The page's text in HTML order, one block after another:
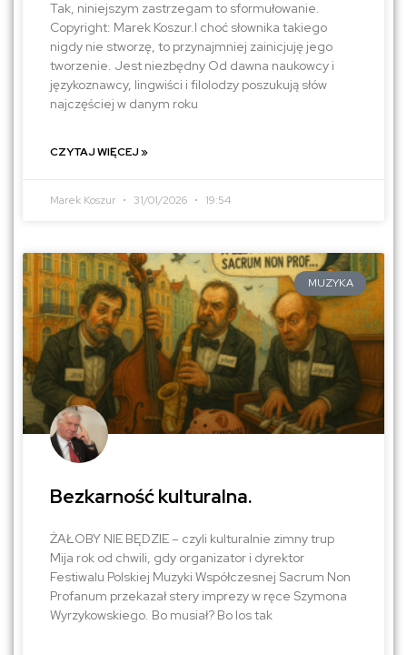
Tak, niniejszym zastrzegam to sformułowanie.
Copyright: Marek Koszur.I choć słownika takiego
nigdy nie stworzę, to przynajmniej zainicjuję jego
tworzenie. Jest niezbędny Od dawna naukowcy i
językoznawcy, lingwiści i filolodzy poszukują słów
najczęściej w danym roku
CZYTAJ WIĘCEJ »
Marek Koszur 31/01/2026 19:54
MUZYKA
Bezkarność kulturalna.
ŻAŁOBY NIE BĘDZIE – czyli kulturalnie zimny trup
Mija rok od chwili, gdy organizator i dyrektor
Festiwalu Polskiej Muzyki Współczesnej Sacrum Non
Profanum przekazał stery imprezy w ręce Szymona
Wyrzykowskiego. Bo musiał? Bo los tak